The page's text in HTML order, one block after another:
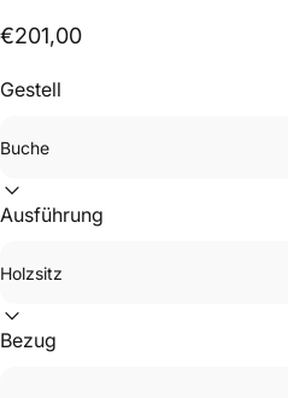
€201,00
Gestell
Ausführung
Bezug